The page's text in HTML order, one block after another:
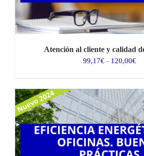
Atención al cliente y calidad
99,17€ - 120,00€